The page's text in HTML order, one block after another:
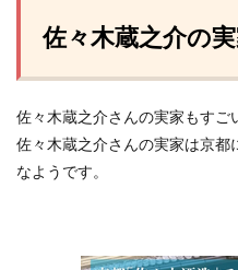
佐々木蔵之介の
佐々木蔵之介さんの実家もすご
佐々木蔵之介さんの実家は京都
なようです。